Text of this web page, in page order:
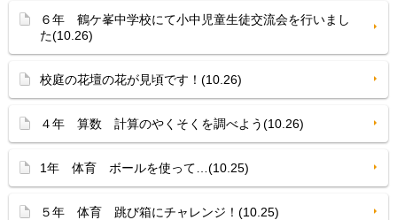
６年 鶴ケ峯中学校にて小中児童生徒交流会を行いまし
た(10.26)
校庭の花壇の花が見頃です！(10.26)
４年 算数 計算のやくそくを調べよう(10.26)
1年 体育 ボールを使って…(10.25)
５年 体育 跳び箱にチャレンジ！(10.25)